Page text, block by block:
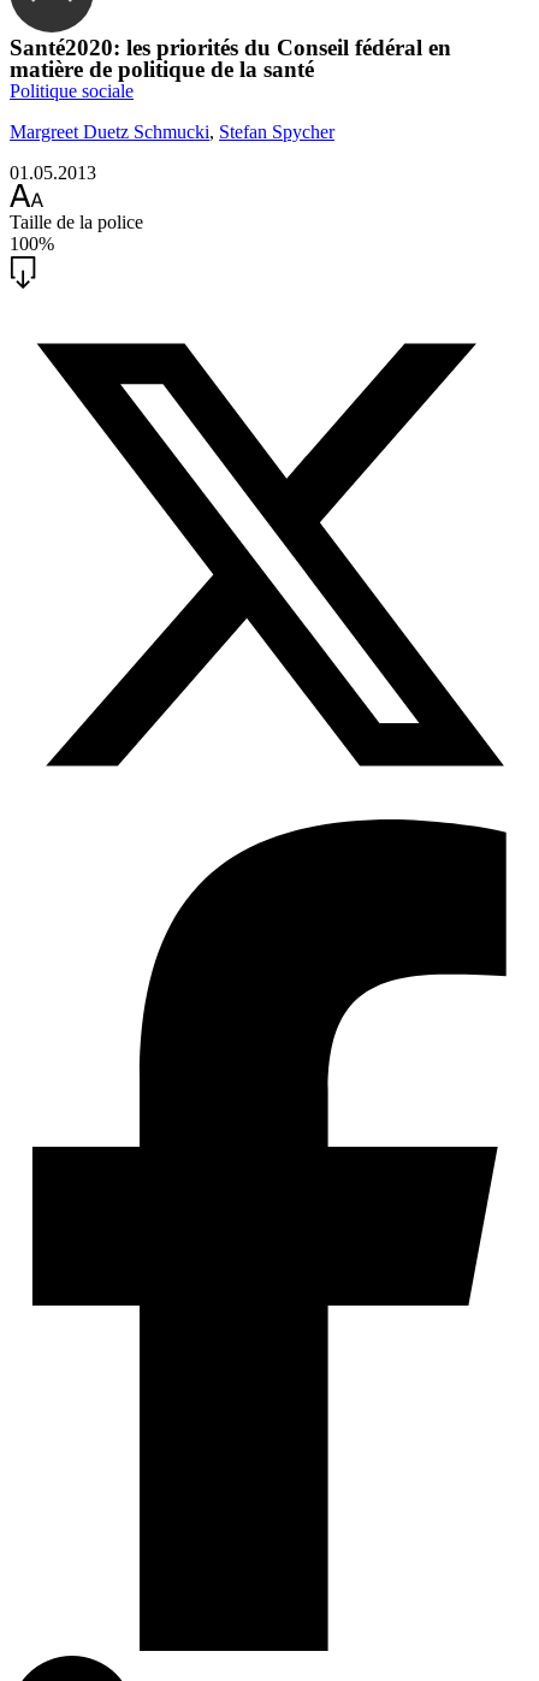
Santé2020: les priorités du Conseil fédéral en
matière de ­politique de la santé
Politique sociale
Margreet Duetz Schmucki, Stefan Spycher
01.05.2013
Taille de la police
100%